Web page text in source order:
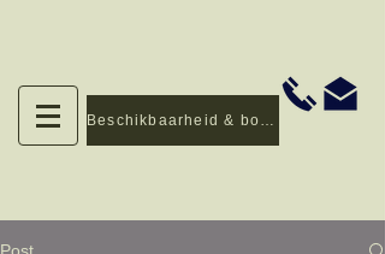
Beschikbaarheid & boeken
Post